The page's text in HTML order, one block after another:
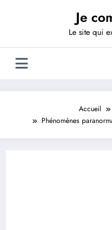
Je
Le site qui
Accueil
Phénomènes